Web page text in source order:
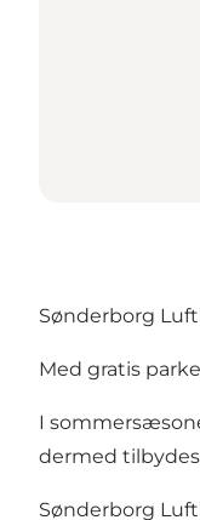
Sønderborg
Med gratis
I
dermed
Sønderborg